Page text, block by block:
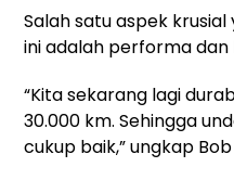
Salah satu aspek
ini adalah performa
“Kita sekarang lagi
30.000 km. Sehingga
cukup baik,” ungkap